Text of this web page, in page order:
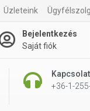
Üzleteink
Bejelentkezés
Saját fiók
Kapcsolat
+36-1-